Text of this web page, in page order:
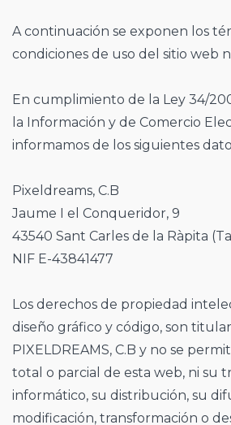
A continuación se exponen los
condiciones de uso del sitio web
En cumplimiento de la Ley 34/
la Información y de Comercio
informamos de los siguientes
Pixeldreams, C.B
Jaume I el Conqueridor, 9
43540 Sant Carles de la Ràpita
NIF E-43841477
Los derechos de propiedad
diseño gráfico y código, son
PIXELDREAMS, C.B y no se
total o parcial de esta web, ni su
informático, su distribución, su
modificación, transformación o